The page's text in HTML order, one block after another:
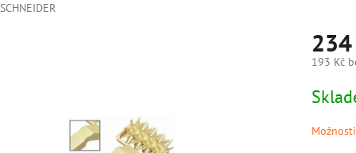
SCHNEIDER
193 Kč
cena: